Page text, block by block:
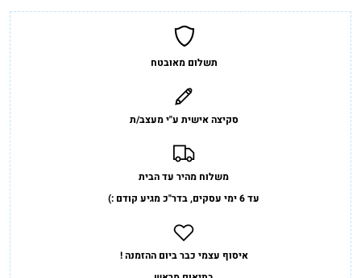
תשלום מאובטח
סקיצה אישית ע"י מעצב/ת
משלוח מהיר עד הבית
עד 6 ימי עסקים, בדר"כ מגיע קודם :)
איסוף עצמי כבר ביום ההזמנה !